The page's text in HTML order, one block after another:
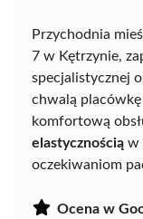
Przychodnia
7 w Kętrzynie,
specjalistycznej
chwalą
komfortową
elastycznością w
oczekiwaniom
Ocena w